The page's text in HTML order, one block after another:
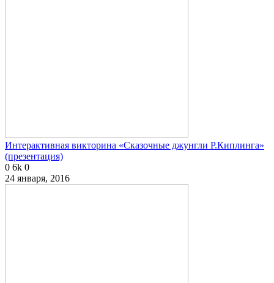
Интерактивная викторина «Сказочные джунгли Р.Киплинга»
(презентация)
0 6k 0
24 января, 2016